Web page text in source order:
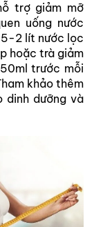
trợ giảm mỡ
uống nước
2 lít nước lọc
hoặc trà giảm
trước mỗi
khảo thêm
dưỡng và